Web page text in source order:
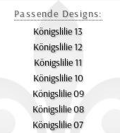
Passende Designs:
Königslilie 13
Königslilie 12
Königslilie 11
Königslilie 10
Königslilie 09
Königslilie 08
Königslilie 07